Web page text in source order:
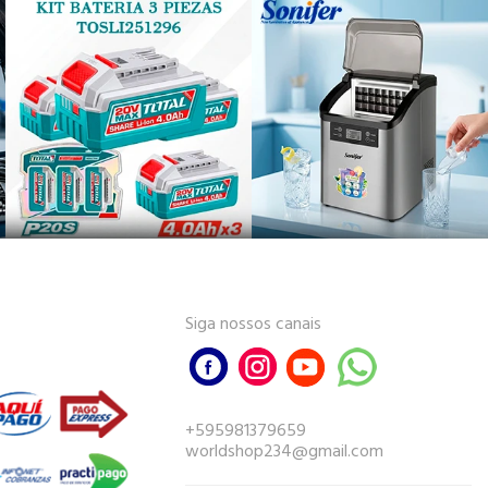
Siga nossos canais
+595981379659
worldshop234@gmail.com